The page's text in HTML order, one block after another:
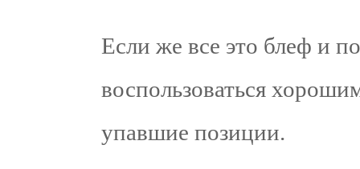
Если же все это блеф и
воспользоваться
упавшие позиции.